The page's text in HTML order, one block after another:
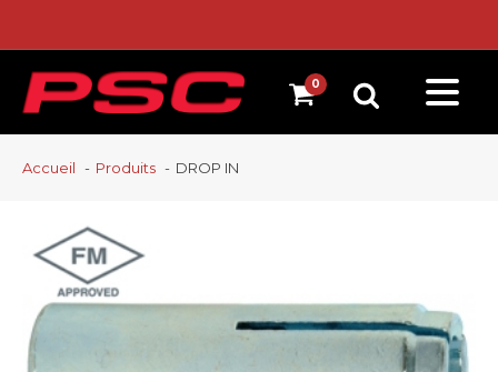
Accueil Produits DROP IN